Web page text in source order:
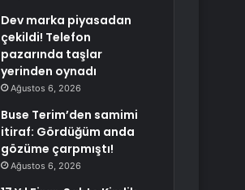
Dev marka piyasadan
çekildi! Telefon
pazarında taşlar
yerinden oynadı
Ağustos 6, 2026
Buse Terim’den samimi
itiraf: Gördüğüm anda
gözüme çarpmıştı!
Ağustos 6, 2026